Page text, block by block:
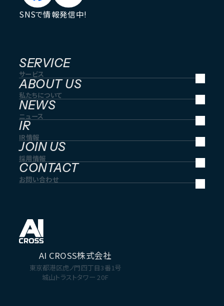
SNSで情報発信中!
SERVICE
サービス
ABOUT US
私たちについて
NEWS
ニュース
IR
IR情報
JOIN US
採用情報
CONTACT
お問い合わせ
AI CROSS株式会社
東京都港区虎ノ門四丁目3番1号
城山トラストタワー 20F